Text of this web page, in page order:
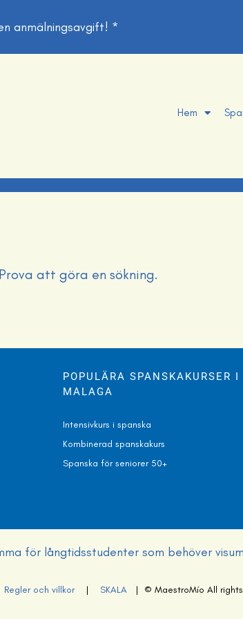
anmälningsavgift! *
Hem
att göra en sökning.
POPULÄRA SPANSKAKURSER I
MALAGA
Intensivkurs i spanska
Kombinerad spanskakurs
Spanska för seniorer 50+
för långtidsstudenter som behöver visum
Regler och villkor| SKALA| © MaestroMío All rights